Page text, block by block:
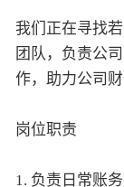
我们正在寻找
团队，负责公
作，助力公司
岗位职责
1. 负责日常账